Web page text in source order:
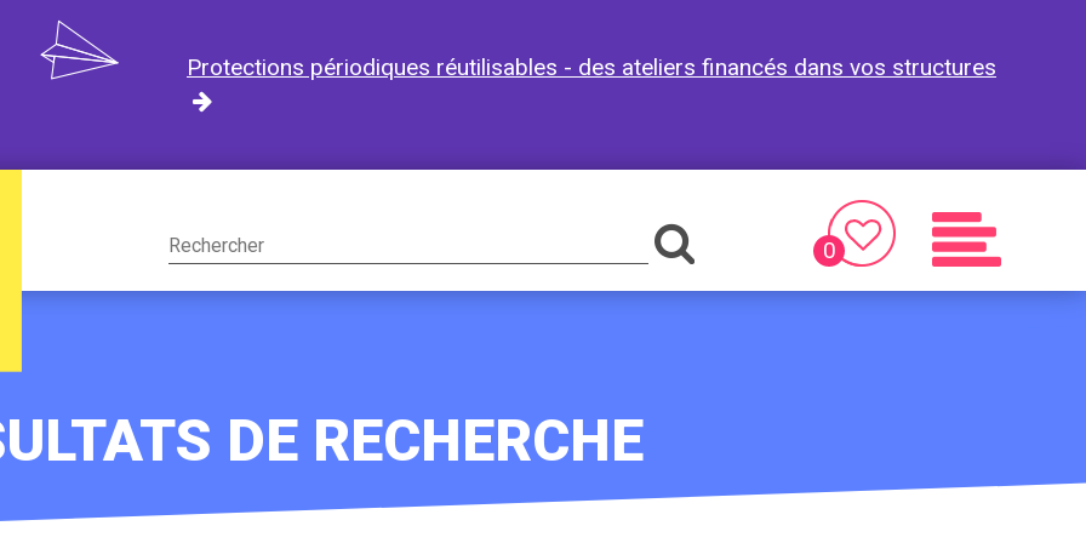
Protections périodiques réutilisables - des ateliers financés dans vos structures
Rechercher
sur
le
0
DE RECHERCHE